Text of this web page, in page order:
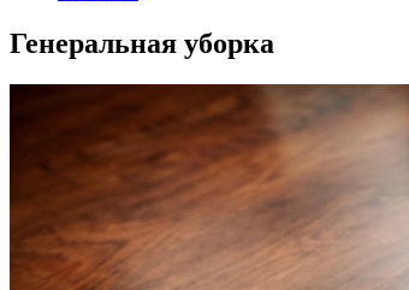
Генеральная уборка